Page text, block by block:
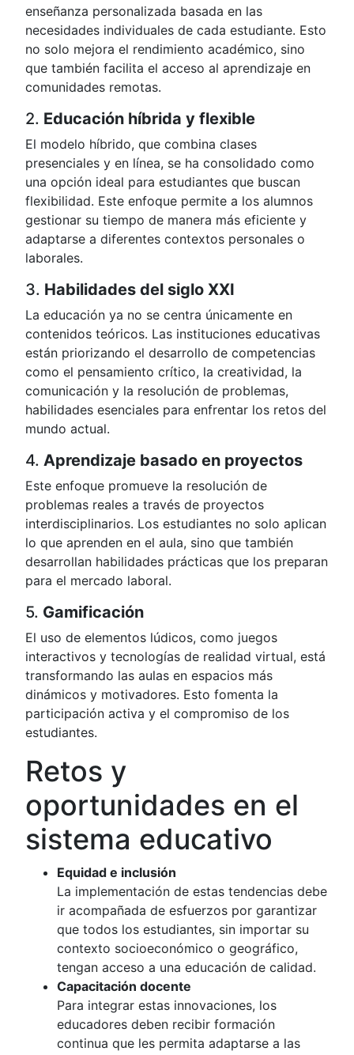
enseñanza personalizada basada en las
necesidades individuales de cada estudiante. Esto
no solo mejora el rendimiento académico, sino
que también facilita el acceso al aprendizaje en
comunidades remotas.
2. Educación híbrida y flexible
El modelo híbrido, que combina clases
presenciales y en línea, se ha consolidado como
una opción ideal para estudiantes que buscan
flexibilidad. Este enfoque permite a los alumnos
gestionar su tiempo de manera más eficiente y
adaptarse a diferentes contextos personales o
laborales.
3. Habilidades del siglo XXI
La educación ya no se centra únicamente en
contenidos teóricos. Las instituciones educativas
están priorizando el desarrollo de competencias
como el pensamiento crítico, la creatividad, la
comunicación y la resolución de problemas,
habilidades esenciales para enfrentar los retos del
mundo actual.
4.Aprendizaje basado en proyectos
Este enfoque promueve la resolución de
problemas reales a través de proyectos
interdisciplinarios. Los estudiantes no solo aplican
lo que aprenden en el aula, sino que también
desarrollan habilidades prácticas que los preparan
para el mercado laboral.
5. Gamificación
El uso de elementos lúdicos, como juegos
interactivos y tecnologías de realidad virtual, está
transformando las aulas en espacios más
dinámicos y motivadores. Esto fomenta la
participación activa y el compromiso de los
estudiantes.
Retos y
oportunidades en el
sistema educativo
Equidad e inclusión
La implementación de estas tendencias debe
ir acompañada de esfuerzos por garantizar
que todos los estudiantes, sin importar su
contexto socioeconómico o geográfico,
tengan acceso a una educación de calidad.
Capacitación docente
Para integrar estas innovaciones, los
educadores deben recibir formación
continua que les permita adaptarse a las